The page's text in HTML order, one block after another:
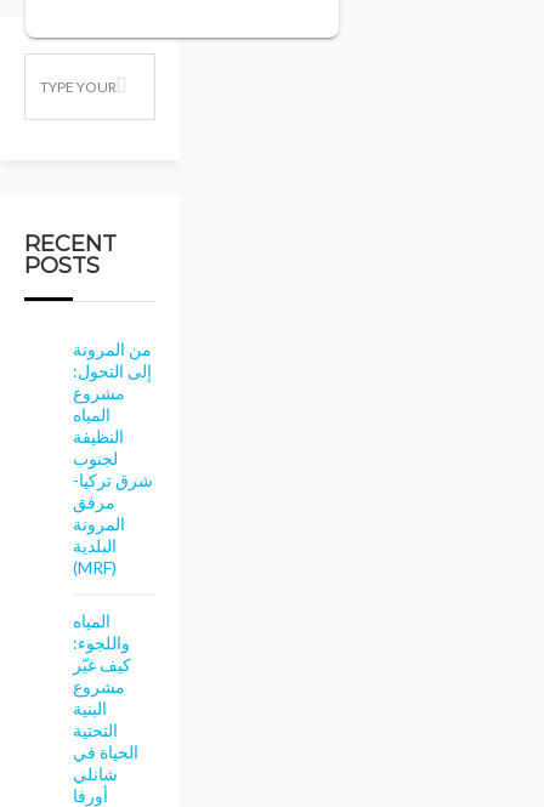
RECENT
POSTS
من المرونة
إلى التحول:
مشروع
المياه
النظيفة
لجنوب
شرق تركيا-
مرفق
المرونة
البلدية
(MRF)
المياه
واللجوء:
كيف غيّر
مشروع
البنية
التحتية
الحياة في
شانلي
أورفا